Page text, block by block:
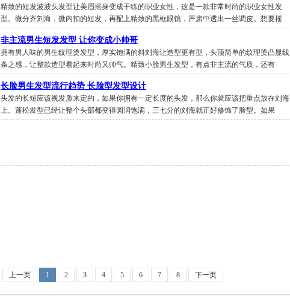
精致的短发波波头发型让美眉摇身变成干练的职业女性，这是一款非常时尚的职业女性发
型。微分齐刘海，微内扣的短发，再配上精致的黑框眼镜，严肃中透出一丝调皮。想要摇
非主流男生短发发型 让你变成小帅哥
拥有男人味的男生纹理烫发型，厚实饱满的斜刘海让造型更有型，头顶简单的纹理烫凸显线
条之感，让整款造型看起来时尚又帅气。精致小脸男生发型，有点非主流的气质，还有
长脸男生发型流行趋势 长脸型发型设计
头发的长短应该视发质来定的，如果你拥有一定长度的头发，那么你就应该把重点放在刘海
上。蓬松发型已经让整个头部都变得圆润饱满，三七分的刘海就正好修饰了脸型。如果
上一页 1 2 3 4 5 6 7 8 下一页